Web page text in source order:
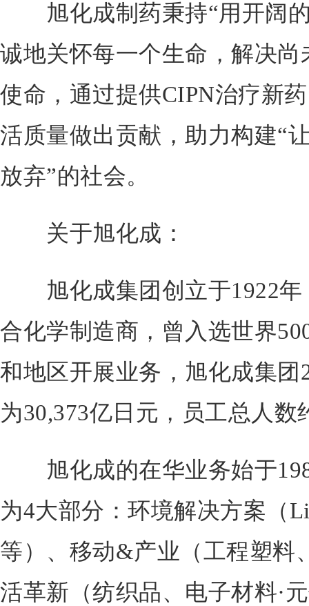
旭化成制药秉持“用开阔的
诚地关怀每一个生命，解决
使命，通过提供CIPN治疗新
活质量做出贡献，助力构建“
放弃”的社会。
关于旭化成：
旭化成集团创立于1922年
合化学制造商，曾入选世界
和地区开展业务，旭化成集团
为30,373亿日元，员工总人数
旭化成的在华业务始于
为4大部分：环境解决方案（
等）、移动&产业（工程塑料
活革新（纺织品、电子材料·